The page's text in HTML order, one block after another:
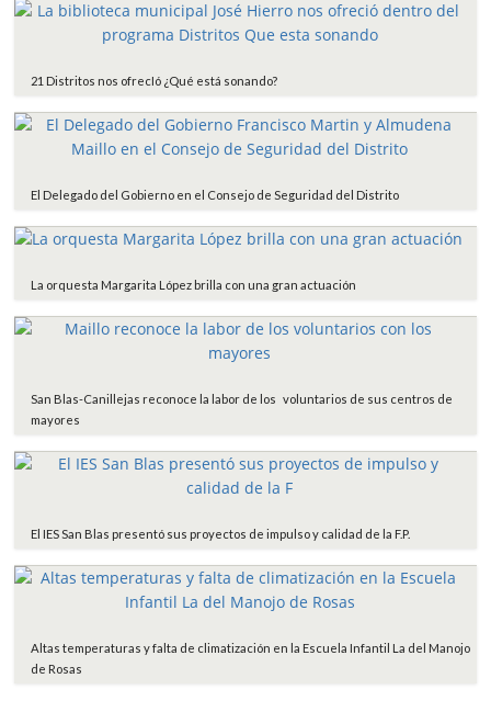
21 Distritos nos ofrecIó ¿Qué está sonando?
El Delegado del Gobierno en el Consejo de Seguridad del Distrito
La orquesta Margarita López brilla con una gran actuación
San Blas-Canillejas reconoce la labor de los voluntarios de sus centros de
mayores
El IES San Blas presentó sus proyectos de impulso y calidad de la F.P.
Altas temperaturas y falta de climatización en la Escuela Infantil La del Manojo
de Rosas